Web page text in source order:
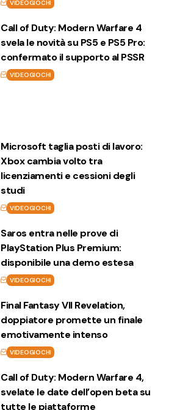
VIDEOGIOCHI
Call of Duty: Modern Warfare 4
svela le novità su PS5 e PS5 Pro:
confermato il supporto al PSSR
VIDEOGIOCHI
Microsoft taglia posti di lavoro:
Xbox cambia volto tra
licenziamenti e cessioni degli
studi
VIDEOGIOCHI
Saros entra nelle prove di
PlayStation Plus Premium:
disponibile una demo estesa
VIDEOGIOCHI
Final Fantasy VII Revelation,
doppiatore promette un finale
emotivamente intenso
VIDEOGIOCHI
Call of Duty: Modern Warfare 4,
svelate le date dell’open beta su
tutte le piattaforme